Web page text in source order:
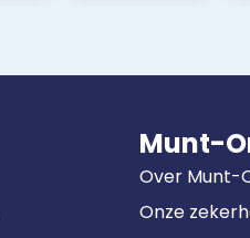
Munt-
Over Munt-
Onze